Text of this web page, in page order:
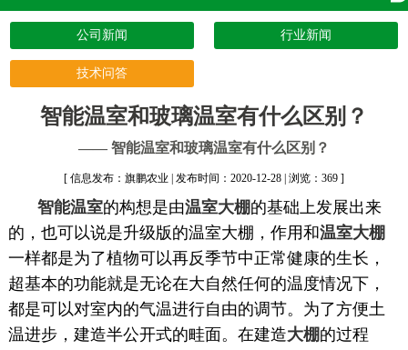
公司新闻 行业新闻
技术问答
智能温室和玻璃温室有什么区别？
—— 智能温室和玻璃温室有什么区别？
[ 信息发布：旗鹏农业 | 发布时间：2020-12-28 | 浏览：369 ]
智能温室的构想是由温室大棚的基础上发展出来
的，也可以说是升级版的温室大棚，作用和温室大棚
一样都是为了植物可以再反季节中正常健康的生长，
超基本的功能就是无论在大自然任何的温度情况下，
都是可以对室内的气温进行自由的调节。为了方便土
温进步，建造半公开式的畦面。在建造大棚的过程